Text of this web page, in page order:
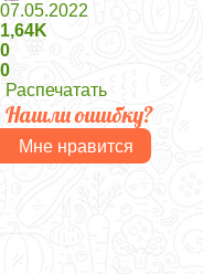
07.05.2022
1,64K
0
0
Распечатать
Нашли ошибку?
Мне нравится